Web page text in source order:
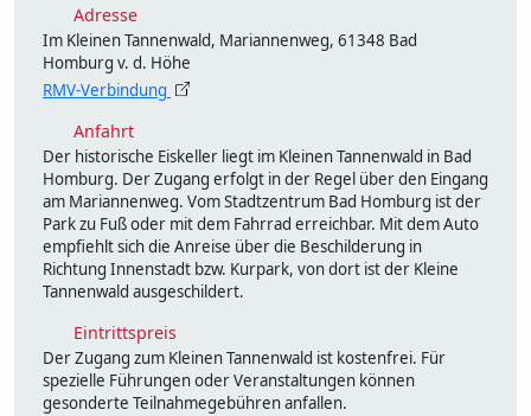
Adresse
Im Kleinen Tannenwald, Mariannenweg, 61348 Bad
Homburg v. d. Höhe
RMV-Verbindung
Anfahrt
Der historische Eiskeller liegt im Kleinen Tannenwald in Bad
Homburg. Der Zugang erfolgt in der Regel über den Eingang
am Mariannenweg. Vom Stadtzentrum Bad Homburg ist der
Park zu Fuß oder mit dem Fahrrad erreichbar. Mit dem Auto
empfiehlt sich die Anreise über die Beschilderung in
Richtung Innenstadt bzw. Kurpark, von dort ist der Kleine
Tannenwald ausgeschildert.
Eintrittspreis
Der Zugang zum Kleinen Tannenwald ist kostenfrei. Für
spezielle Führungen oder Veranstaltungen können
gesonderte Teilnahmegebühren anfallen.